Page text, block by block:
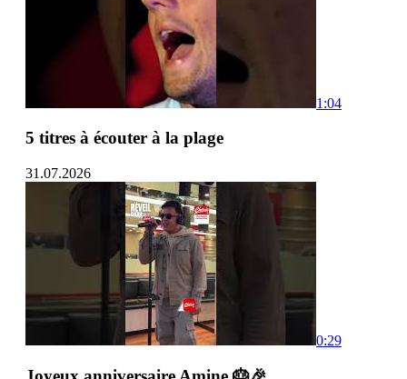
1:04
5 titres à écouter à la plage
31.07.2026
0:29